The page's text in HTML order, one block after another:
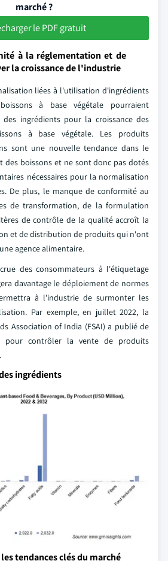
marché ?
le PDF gratuit
à la réglementation et de
la croissance de l'industrie
liées à l'utilisation d'ingrédients
à base végétale pourraient
ingrédients pour la croissance des
à base végétale. Les produits
sont une nouvelle tendance dans le
des boissons et ne sont donc pas dotés
nécessaires pour la normalisation
De plus, le manque de conformité au
de transformation, de la formulation
de contrôle de la qualité accroît la
et de distribution de produits qui n'ont
agence alimentaire.
des consommateurs à l'étiquetage
davantage le déploiement de normes
à l'industrie de surmonter les
Par exemple, en juillet 2022, la
Association of India (FSAI) a publié de
pour contrôler la vente de produits
ingrédients
tendances clés du marché